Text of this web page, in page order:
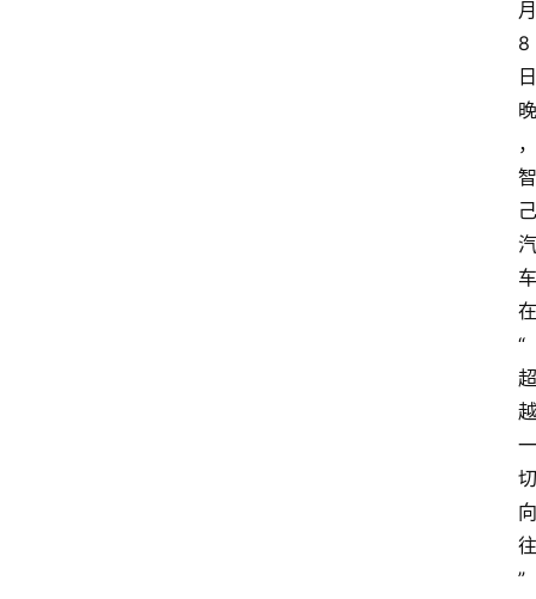
月
8
日
晚
，
智
己
汽
车
在
“
超
越
一
切
向
往
”